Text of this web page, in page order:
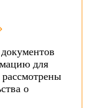
для
рассмотрены
о